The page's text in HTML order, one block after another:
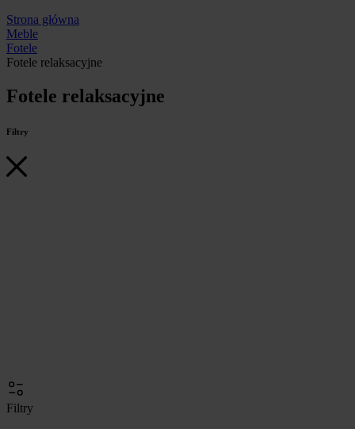
Strona główna
Meble
Fotele
Fotele relaksacyjne
Fotele relaksacyjne
Filtry
Filtry